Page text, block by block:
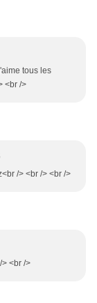
tous les
<br />
/> <br /> <br />
<br />